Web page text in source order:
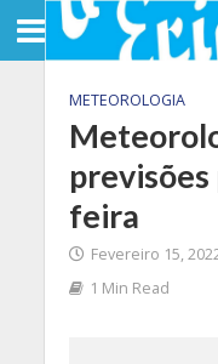
METEOROLOGIA
feira
Fevereiro 15,
1 Min Read